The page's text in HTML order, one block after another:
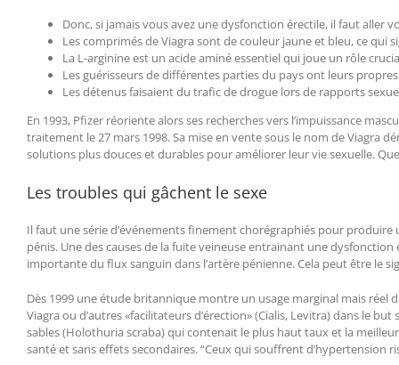
Donc, si jamais vous avez une dysfonction érectile, il faut aller
Les comprimés de Viagra sont de couleur jaune et bleu, ce qui
La L-arginine est un acide aminé essentiel qui joue un rôle
Les guérisseurs de différentes parties du pays ont leurs
Les détenus faisaient du trafic de drogue lors de rapports
En 1993, Pfizer réoriente alors ses recherches vers l’impuissance
traitement le 27 mars 1998. Sa mise en vente sous le nom de Viagra
solutions plus douces et durables pour améliorer leur vie sexuelle.
Les troubles qui gâchent le sexe
Il faut une série d’événements finement chorégraphiés pour
pénis. Une des causes de la fuite veineuse entrainant une
importante du flux sanguin dans l’artère pénienne. Cela peut être le
Dès 1999 une étude britannique montre un usage marginal mais réel
Viagra ou d’autres «facilitateurs d’érection» (Cialis, Levitra) dans le
sables (Holothuria scraba) qui contenait le plus haut taux et la
santé et sans effets secondaires. “Ceux qui souffrent d’hypertension